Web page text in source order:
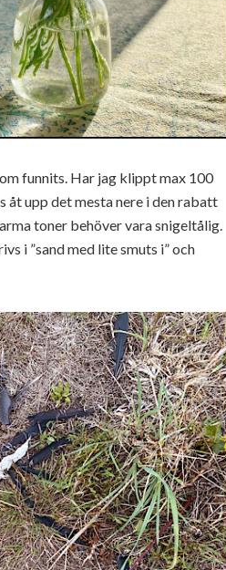
funnits. Har jag klippt max 100
åt upp det mesta nere i den rabatt
toner behöver vara snigeltålig.
i ”sand med lite smuts i” och